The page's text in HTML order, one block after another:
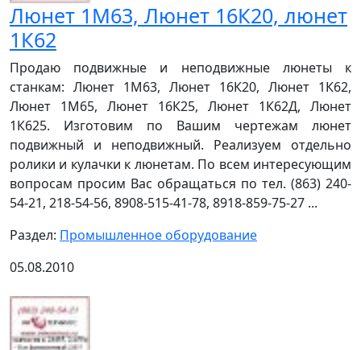
Люнет 1М63, Люнет 16К20, люнет
1К62
Продаю подвижные и неподвижные люнеты к
станкам: Люнет 1М63, Люнет 16К20, Люнет 1К62,
Люнет 1М65, Люнет 16К25, Люнет 1К62Д, Люнет
1К625. Изготовим по Вашим чертежам люнет
подвижный и неподвижный. Реализуем отдельно
ролики и кулачки к люнетам. По всем интересующим
вопросам просим Вас обращаться по тел. (863) 240-
54-21, 218-54-56, 8908-515-41-78, 8918-859-75-27 ...
Раздел: Промышленное оборудование
05.08.2010